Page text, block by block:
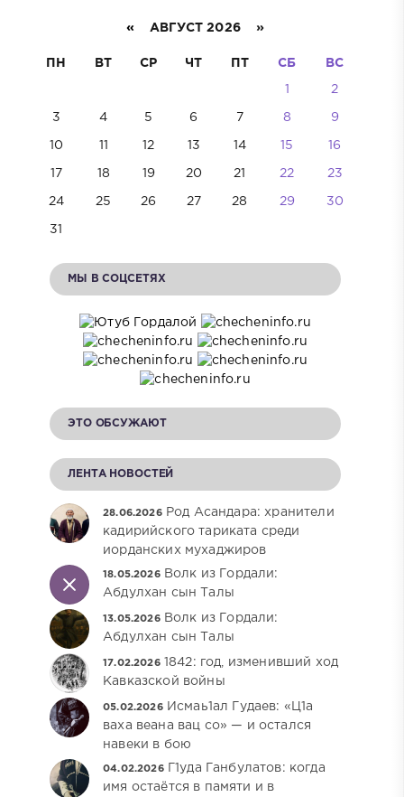
« АВГУСТ 2026 »
ПН ВТ СР ЧТ ПТ СБ ВС
1 2
3 4 5 6 7 8 9
10 11 12 13 14 15 16
17 18 19 20 21 22 23
24 25 26 27 28 29 30
31
МЫ В СОЦСЕТЯХ
ЭТО ОБСУЖАЮТ
ЛЕНТА НОВОСТЕЙ
28.06.2026
Род Асандара: хранители
кадирийского тариката среди
иорданских мухаджиров
18.05.2026
Волк из Гордали:
Абдулхан сын Талы
13.05.2026
Волк из Гордали:
Абдулхан сын Талы
17.02.2026 1842: год, изменивший ход
Кавказской войны
05.02.2026
Исмаь1ал Гудаев: «Ц1а
ваха веана вац со» — и остался
навеки в бою
04.02.2026
Г1уда Ганбулатов: когда
имя остаётся в памяти и в